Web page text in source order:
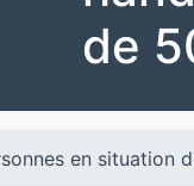
de
en situation